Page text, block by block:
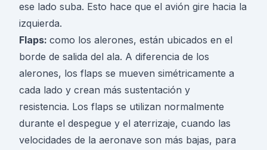
ese lado suba. Esto hace que el avión gire hacia la
izquierda.
Flaps: como los alerones, están ubicados en el
borde de salida del ala. A diferencia de los
alerones, los flaps se mueven simétricamente a
cada lado y crean más sustentación y
resistencia. Los flaps se utilizan normalmente
durante el despegue y el aterrizaje, cuando las
velocidades de la aeronave son más bajas, para